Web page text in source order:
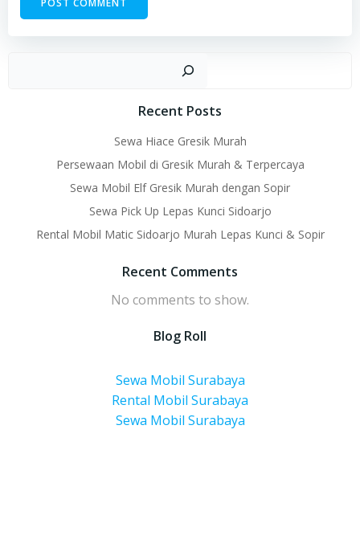
Recent Posts
Sewa Hiace Gresik Murah
Persewaan Mobil di Gresik Murah & Terpercaya
Sewa Mobil Elf Gresik Murah dengan Sopir
Sewa Pick Up Lepas Kunci Sidoarjo
Rental Mobil Matic Sidoarjo Murah Lepas Kunci & Sopir
Recent Comments
No comments to show.
Blog Roll
Sewa Mobil Surabaya
Rental Mobil Surabaya
Sewa Mobil Surabaya